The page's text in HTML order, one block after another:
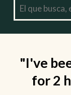
"I've
for 2